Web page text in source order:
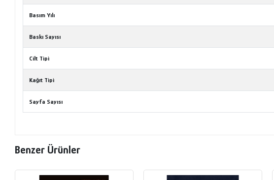
Basım Yılı
Baskı Sayısı
Cilt Tipi
Kağıt Tipi
Sayfa Sayısı
Benzer Ürünler